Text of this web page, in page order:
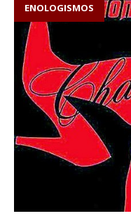
ENOLOGISMOS